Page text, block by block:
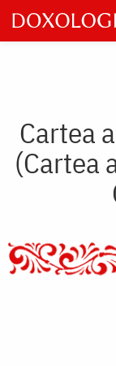
Skip
to
main
Cartea
(Cartea